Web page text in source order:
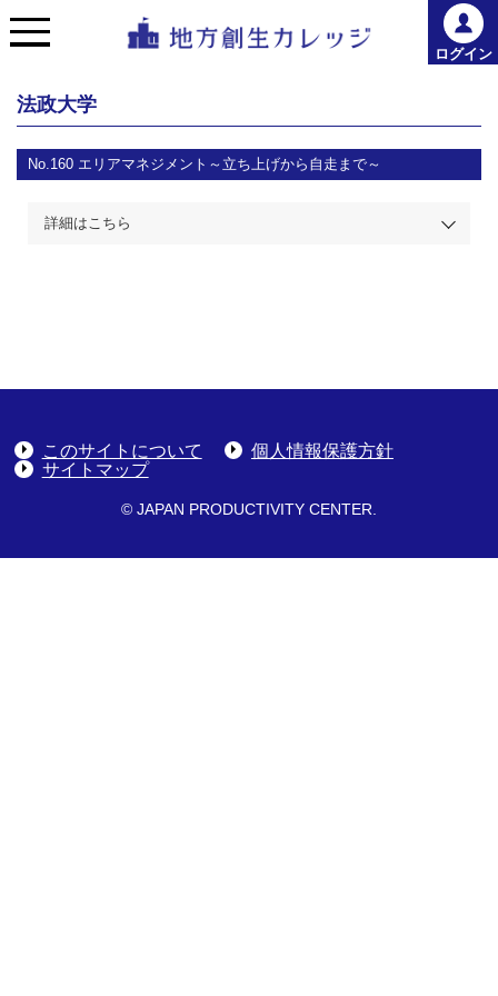
ログイン
法政大学
No.160 エリアマネジメント～立ち上げから自走まで～
詳細はこちら
このサイトについて
個人情報保護方針
サイトマップ
© JAPAN PRODUCTIVITY CENTER.